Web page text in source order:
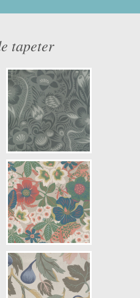
10,05 x 0,49
2069
S4020-G10Y
Beige
kr
för
tapeter